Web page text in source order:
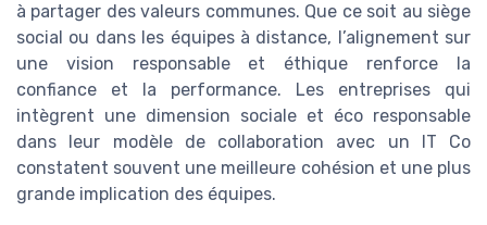
à partager des valeurs communes. Que ce soit au siège
social ou dans les équipes à distance, l’alignement sur
une vision responsable et éthique renforce la
confiance et la performance. Les entreprises qui
intègrent une dimension sociale et éco responsable
dans leur modèle de collaboration avec un IT Co
constatent souvent une meilleure cohésion et une plus
grande implication des équipes.